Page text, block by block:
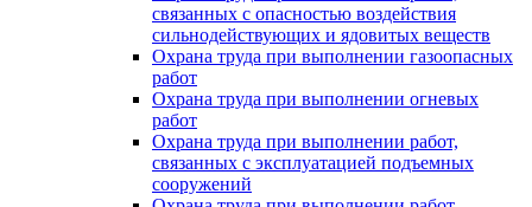
связанных с опасностью воздействия
сильнодействующих и ядовитых веществ
Охрана труда при выполнении газоопасных
работ
Охрана труда при выполнении огневых
работ
Охрана труда при выполнении работ,
связанных с эксплуатацией подъемных
сооружений